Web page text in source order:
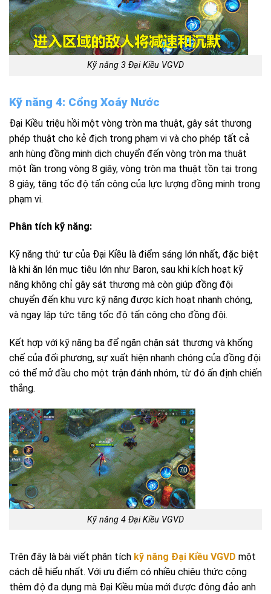
Kỹ năng 3 Đại Kiều VGVD
Kỹ năng 4: Cổng Xoáy Nước
Đại Kiều triệu hồi một vòng tròn ma thuật, gây sát thương
phép thuật cho kẻ địch trong phạm vi và cho phép tất cả
anh hùng đồng minh dịch chuyển đến vòng tròn ma thuật
một lần trong vòng 8 giây, vòng tròn ma thuật tồn tại trong
8 giây, tăng tốc độ tấn công của lực lượng đồng minh trong
phạm vi.
Phân tích kỹ năng:
Kỹ năng thứ tư của Đại Kiều là điểm sáng lớn nhất, đặc biệt
là khi ăn lén mục tiêu lớn như Baron, sau khi kích hoạt kỹ
năng không chỉ gây sát thương mà còn giúp đồng đội
chuyển đến khu vực kỹ năng được kích hoạt nhanh chóng,
và ngay lập tức tăng tốc độ tấn công cho đồng đội.
Kết hợp với kỹ năng ba để ngăn chặn sát thương và khống
chế của đối phương, sự xuất hiện nhanh chóng của đồng đội
có thể mở đầu cho một trận đánh nhóm, từ đó ấn định chiến
thắng.
Kỹ năng 4 Đại Kiều VGVD
Trên đây là bài viết phân tích kỹ năng Đại Kiều VGVD một
cách dễ hiểu nhất. Với ưu điểm có nhiều chiêu thức cộng
thêm độ đa dụng mà Đại Kiều mùa mới được đông đảo anh